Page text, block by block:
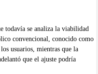
todavía se analiza la viabilidad
convencional, conocido como
usuarios, mientras que la
que el ajuste podría